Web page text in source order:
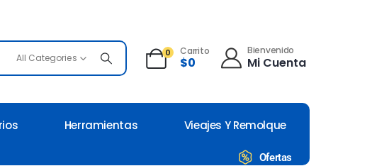
All Categories 0 Carrito
$0
Bienvenido
Mi Cuenta
Herramientas Vieajes Y Remolque
Ofertas